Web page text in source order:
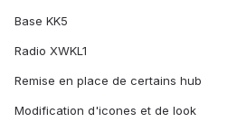
Base KK5
Radio XWKL1
Remise en place de certains hub
Modification d'icones et de look